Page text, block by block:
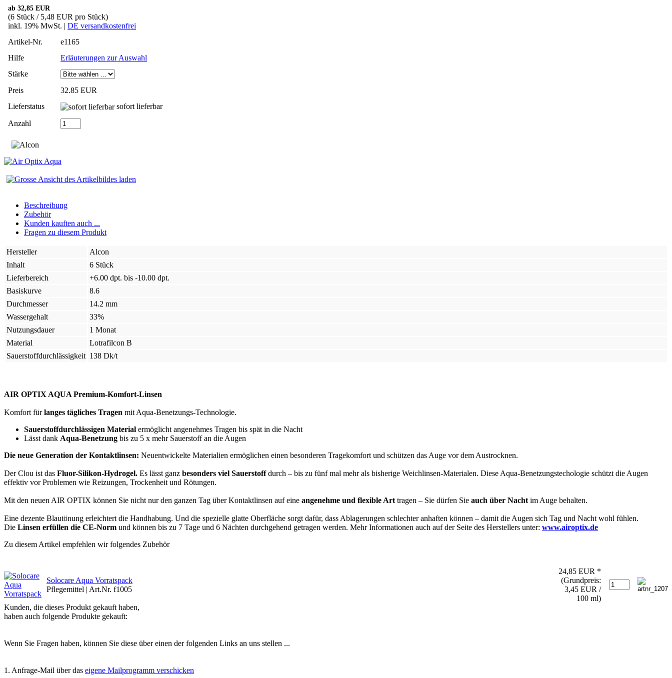
ab 32,85 EUR
(6 Stück / 5,48 EUR pro Stück)
inkl. 19% MwSt. | DE versandkostenfrei
Artikel-Nr.
e1165
Hilfe
Erläuterungen zur Auswahl
Stärke
Preis
32.85 EUR
Lieferstatus
sofort lieferbar
Anzahl
Beschreibung
Zubehör
Kunden kauften auch ...
Fragen zu diesem Produkt
Hersteller
Alcon
Inhalt
6 Stück
Lieferbereich
+6.00 dpt. bis -10.00 dpt.
Basiskurve
8.6
Durchmesser
14.2 mm
Wassergehalt
33%
Nutzungsdauer
1 Monat
Material
Lotrafilcon B
Sauerstoffdurchlässigkeit 138 Dk/t
AIR OPTIX AQUA Premium-Komfort-Linsen
Komfort fürlanges tägliches Tragen mit Aqua-Benetzungs-Technologie.
Sauerstoffdurchlässigen Material ermöglicht angenehmes Tragen bis spät in die Nacht
Lässt dank Aqua-Benetzung bis zu 5 x mehr Sauerstoff an die Augen
Die neue Generation der Kontaktlinsen: Neuentwickelte Materialien ermöglichen einen besonderen Tragekomfort und schützen das Auge vor dem Austrocknen.
Der Clou ist das Fluor-Silikon-Hydrogel. Es lässt ganz besonders viel Sauerstoffdurch – bis zu fünf mal mehr als bisherige Weichlinsen-Materialen. Diese Aqua-Benetzungstechologie schützt die Augen
effektiv vor Problemen wie Reizungen, Trockenheit und Rötungen.
Mit den neuen AIR OPTIX können Sie nicht nur den ganzen Tag über Kontaktlinsen auf eine angenehme und flexible Art tragen – Sie dürfen Sie auch über Nacht im Auge behalten.
Eine dezente Blautönung erleichtert die Handhabung. Und die spezielle glatte Oberfläche sorgt dafür, dass Ablagerungen schlechter anhaften können – damit die Augen sich Tag und Nacht wohl fühlen.
Die Linsen erfüllen die CE-Norm und können bis zu 7 Tage und 6 Nächten durchgehend getragen werden. Mehr Informationen auch auf der Seite des Herstellers unter: www.airoptix.de
Zu diesem Artikel empfehlen wir folgendes Zubehör
Solocare Aqua Vorratspack
Pflegemittel | Art.Nr. f1005
24,85 EUR *
(Grundpreis:
3,45 EUR /
100 ml)
Kunden, die dieses Produkt gekauft haben,
haben auch folgende Produkte gekauft:
Wenn Sie Fragen haben, können Sie diese über einen der folgenden Links an uns stellen ...
1. Anfrage-Mail über das eigene Mailprogramm verschicken